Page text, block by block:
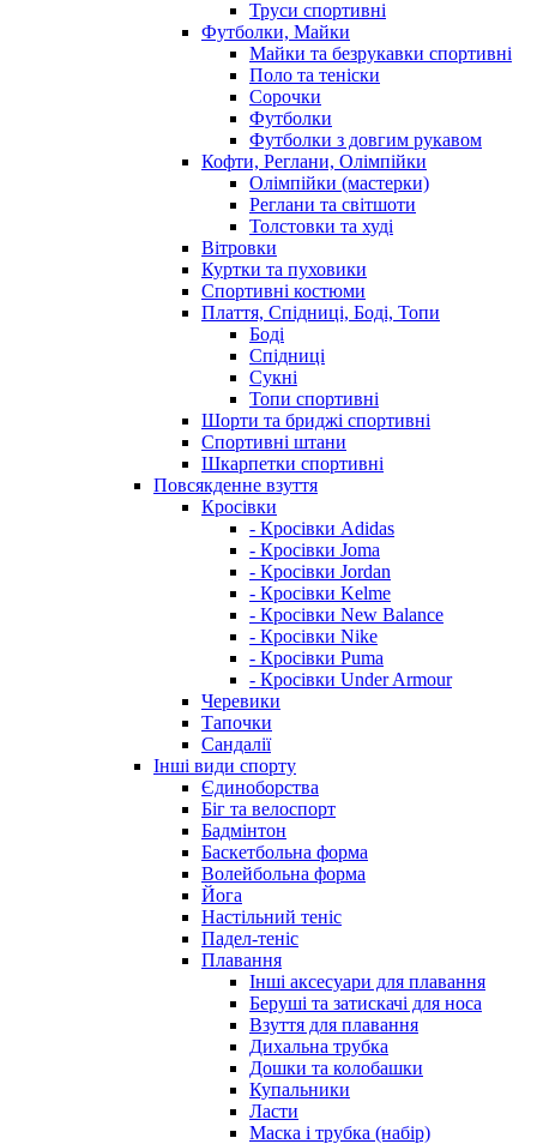
Труси спортивні
Футболки, Майки
Майки та безрукавки спортивні
Поло та теніски
Сорочки
Футболки
Футболки з довгим рукавом
Кофти, Реглани, Олімпійки
Олімпійки (мастерки)
Реглани та світшоти
Толстовки та худі
Вітровки
Куртки та пуховики
Спортивні костюми
Плаття, Спідниці, Боді, Топи
Боді
Спідниці
Сукні
Топи спортивні
Шорти та бриджі спортивні
Спортивні штани
Шкарпетки спортивні
Повсякденне взуття
Кросівки
- Кросівки Adidas
- Кросівки Joma
- Кросівки Jordan
- Кросівки Kelme
- Кросівки New Balance
- Кросівки Nike
- Кросівки Puma
- Кросівки Under Armour
Черевики
Тапочки
Сандалії
Інші види спорту
Єдиноборства
Біг та велоспорт
Бадмінтон
Баскетбольна форма
Волейбольна форма
Йога
Настільний теніс
Падел-теніс
Плавання
Інші аксесуари для плавання
Беруші та затискачі для носа
Взуття для плавання
Дихальна трубка
Дошки та колобашки
Купальники
Ласти
Маска і трубка (набір)